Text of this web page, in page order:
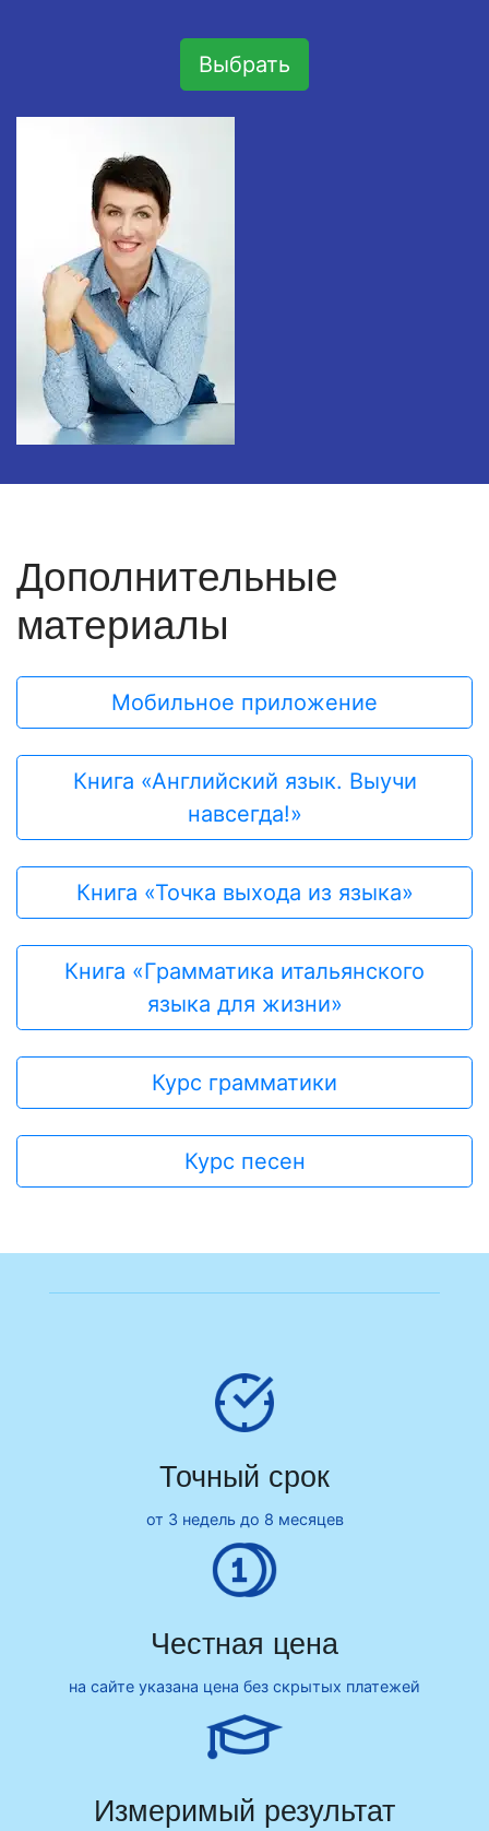
Выбрать
Дополнительные
материалы
Мобильное приложение
Книга «Английский язык. Выучи
навсегда!»
Книга «Точка выхода из языка»
Книга «Грамматика итальянского
языка для жизни»
Курс грамматики
Курс песен
Точный срок
от 3 недель до 8 месяцев
Честная цена
на сайте указана цена без скрытых платежей
Измеримый результат